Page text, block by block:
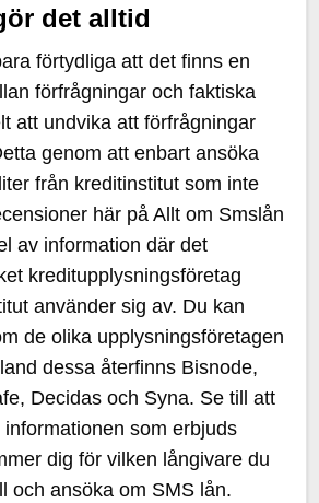
det alltid
förtydliga att det finns en
förfrågningar och faktiska
att undvika att förfrågningar
genom att enbart ansöka
från kreditinstitut som inte
här på Allt om Smslån
av information där det
kreditupplysningsföretag
använder sig av. Du kan
de olika upplysningsföretagen
dessa återfinns Bisnode,
Decidas och Syna. Se till att
som erbjuds
dig för vilken långivare du
och ansöka om SMS lån.